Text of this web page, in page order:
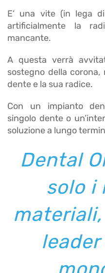
E’ una vite (in lega
artificialmente la
mancante.
A questa verrà
sostegno della
dente e la sua radice.
Con un impianto
singolo dente o
soluzione a lungo
Dental
solo i